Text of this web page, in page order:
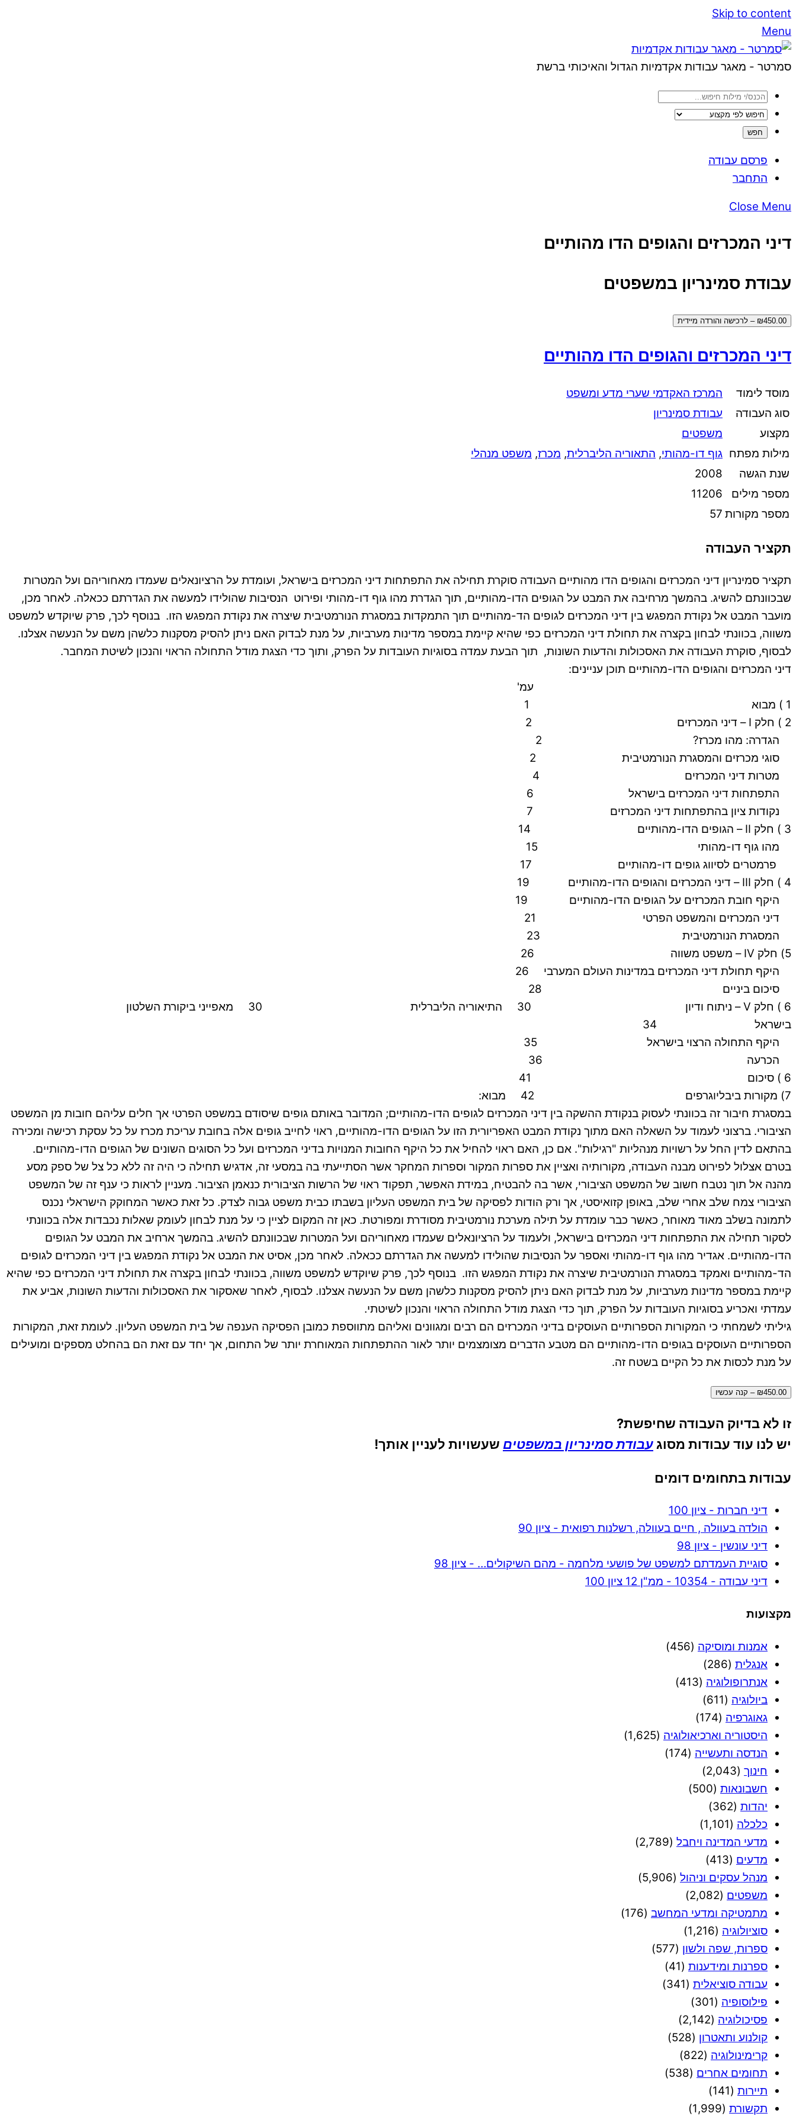
Skip to content
Menu
סמרטר - מאגר עבודות אקדמיות הגדול והאיכותי ברשת
פרסם עבודה
התחבר
Close Menu
דיני המכרזים והגופים הדו מהותיים
עבודת סמינריון במשפטים
₪450.00 – לרכישה והורדה מיידית
דיני המכרזים והגופים הדו מהותיים
מוסד לימוד
המרכז האקדמי שערי מדע ומשפט
סוג העבודה
עבודת סמינריון
מקצוע
משפטים
מילות מפתח גוף דו-מהותי, התאוריה הליברלית, מכרז, משפט מנהלי
שנת הגשה
2008
מספר מילים
11206
מספר מקורות 57
תקציר העבודה
תקציר סמינריון דיני המכרזים והגופים הדו מהותיים העבודה סוקרת תחילה את התפתחות דיני המכרזים בישראל, ועומדת על הרציונאלים שעמדו מאחוריהם ועל המטרות
שבכוונתם להשיג. בהמשך מרחיבה את המבט על הגופים הדו-מהותיים, תוך הגדרת מהו גוף דו-מהותי ופירוט הנסיבות שהולידו למעשה את הגדרתם ככאלה. לאחר מכן,
מועבר המבט אל נקודת המפגש בין דיני המכרזים לגופים הד-מהותיים תוך התמקדות במסגרת הנורמטיבית שיצרה את נקודת המפגש הזו. בנוסף לכך, פרק שיוקדש למשפט
משווה, בכוונתי לבחון בקצרה את תחולת דיני המכרזים כפי שהיא קיימת במספר מדינות מערביות, על מנת לבדוק האם ניתן להסיק מסקנות כלשהן משם על הנעשה אצלנו.
לבסוף, סוקרת העבודה את האסכולות והדעות השונות, תוך הבעת עמדה בסוגיות העובדות על הפרק, ותוך כדי הצגת מודל התחולה הראוי והנכון לשיטת המחבר.
דיני המכרזים והגופים הדו-מהותיים תוכן עניינים:
עמ'
1 ) מבוא 1
2 ) חלק I – דיני המכרזים 2
הגדרה: מהו מכרז? 2
סוגי מכרזים והמסגרת הנורמטיבית 2
מטרות דיני המכרזים 4
התפתחות דיני המכרזים בישראל 6
נקודות ציון בהתפתחות דיני המכרזים 7
3 ) חלק II – הגופים הדו-מהותיים 14
מהו גוף דו-מהותי 15
פרמטרים לסיווג גופים דו-מהותיים 17
4 ) חלק III – דיני המכרזים והגופים הדו-מהותיים 19
היקף חובת המכרזים על הגופים הדו-מהותיים 19
דיני המכרזים והמשפט הפרטי 21
המסגרת הנורמטיבית 23
5) חלק IV – משפט משווה 26
היקף תחולת דיני המכרזים במדינות העולם המערבי 26
סיכום ביניים 28
6 ) חלק V – ניתוח ודיון 30 התיאוריה הליברלית 30 מאפייני ביקורת השלטון
בישראל 34
היקף התחולה הרצוי בישראל 35
הכרעה 36
6 ) סיכום 41
7) מקורות ביבליוגרפים 42 מבוא:
במסגרת חיבור זה בכוונתי לעסוק בנקודת ההשקה בין דיני המכרזים לגופים הדו-מהותיים; המדובר באותם גופים שיסודם במשפט הפרטי אך חלים עליהם חובות מן המשפט
הציבורי. ברצוני לעמוד על השאלה האם מתוך נקודת המבט האפריורית הזו על הגופים הדו-מהותיים, ראוי לחייב גופים אלה בחובת עריכת מכרז על כל עסקת רכישה ומכירה
בהתאם לדין החל על רשויות מנהליות "רגילות". אם כן, האם ראוי להחיל את כל היקף החובות המנויות בדיני המכרזים ועל כל הסוגים השונים של הגופים הדו-מהותיים.
בטרם אצלול לפירוט מבנה העבודה, מקורותיה ואציין את ספרות המקור וספרות המחקר אשר הסתייעתי בה במסעי זה, אדגיש תחילה כי היה זה ללא כל צל של ספק מסע
מהנה אל תוך נטבח חשוב של המשפט הציבורי, אשר בה להבטיח, במידת האפשר, תפקוד ראוי של הרשות הציבורית כנאמן הציבור. מעניין לראות כי ענף זה של המשפט
הציבורי צמח שלב אחרי שלב, באופן קזואיסטי, אך ורק הודות לפסיקה של בית המשפט העליון בשבתו כבית משפט גבוה לצדק. כל זאת כאשר המחוקק הישראלי נכנס
לתמונה בשלב מאוד מאוחר, כאשר כבר עומדת על תילה מערכת נורמטיבית מסודרת ומפורטת. כאן זה המקום לציין כי על מנת לבחון לעומק שאלות נכבדות אלה בכוונתי
לסקור תחילה את התפתחות דיני המכרזים בישראל, ולעמוד על הרציונאלים שעמדו מאחוריהם ועל המטרות שבכוונתם להשיג. בהמשך ארחיב את המבט על הגופים
הדו-מהותיים. אגדיר מהו גוף דו-מהותי ואספר על הנסיבות שהולידו למעשה את הגדרתם ככאלה. לאחר מכן, אסיט את המבט אל נקודת המפגש בין דיני המכרזים לגופים
הד-מהותיים ואמקד במסגרת הנורמטיבית שיצרה את נקודת המפגש הזו. בנוסף לכך, פרק שיוקדש למשפט משווה, בכוונתי לבחון בקצרה את תחולת דיני המכרזים כפי שהיא
קיימת במספר מדינות מערביות, על מנת לבדוק האם ניתן להסיק מסקנות כלשהן משם על הנעשה אצלנו. לבסוף, לאחר שאסקור את האסכולות והדעות השונות, אביע את
עמדתי ואכריע בסוגיות העובדות על הפרק, תוך כדי הצגת מודל התחולה הראוי והנכון לשיטתי.
גיליתי לשמחתי כי המקורות הספרותיים העוסקים בדיני המכרזים הם רבים ומגוונים ואליהם מתווספת כמובן הפסיקה הענפה של בית המשפט העליון. לעומת זאת, המקורות
הספרותיים העוסקים בגופים הדו-מהותיים הם מטבע הדברים מצומצמים יותר לאור ההתפתחות המאוחרת יותר של התחום, אך יחד עם זאת הם בהחלט מספקים ומועילים
על מנת לכסות את כל הקיים בשטח זה.
₪450.00 – קנה עכשיו
זו לא בדיוק העבודה שחיפשת?
יש לנו עוד עבודות מסוג עבודת סמינריון במשפטים שעשויות לעניין אותך!
עבודות בתחומים דומים
דיני חברות - ציון 100
הולדה בעוולה , חיים בעוולה, רשלנות רפואית - ציון 90
דיני עונשין - ציון 98
סוגיית העמדתם למשפט של פושעי מלחמה - מהם השיקולים… - ציון 98
דיני עבודה - 10354 - ממ"ן 12 ציון 100
מקצועות
אמנות ומוסיקה (456)
אנגלית (286)
אנתרופולוגיה (413)
ביולוגיה (611)
גאוגרפיה (174)
היסטוריה וארכיאולוגיה (1,625)
הנדסה ותעשייה (174)
חינוך (2,043)
חשבונאות (500)
יהדות (362)
כלכלה (1,101)
מדעי המדינה ויחבל (2,789)
מדעים (413)
מנהל עסקים וניהול (5,906)
משפטים (2,082)
מתמטיקה ומדעי המחשב (176)
סוציולוגיה (1,216)
ספרות, שפה ולשון (577)
ספרנות ומידענות (41)
עבודה סוציאלית (341)
פילוסופיה (301)
פסיכולוגיה (2,142)
קולנוע ותאטרון (528)
קרימינולוגיה (822)
תחומים אחרים (538)
תיירות (141)
תקשורת (1,999)